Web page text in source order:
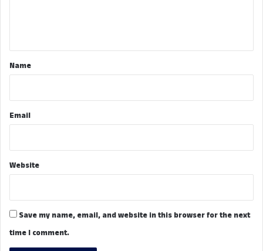
*Name
Email
Website
Save my name, email, and website in this browser for the next
time I comment.